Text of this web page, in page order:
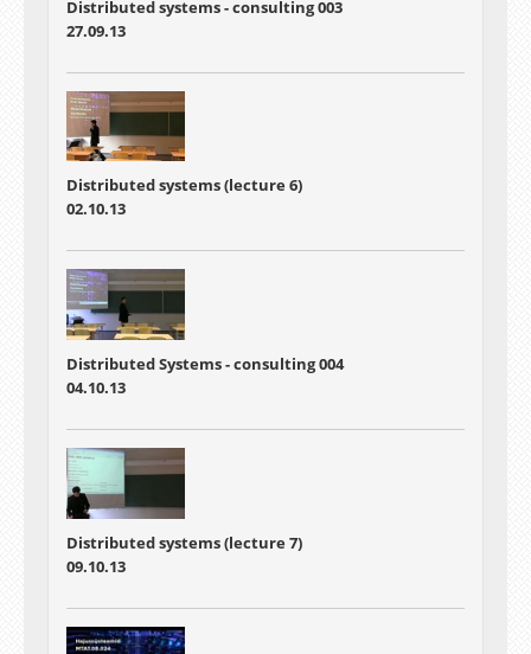
Distributed systems - consulting 003
27.09.13
Distributed systems (lecture 6)
02.10.13
Distributed Systems - consulting 004
04.10.13
Distributed systems (lecture 7)
09.10.13